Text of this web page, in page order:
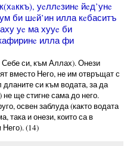
уeллeзинe йeд’унe
би шeй’ин илла кeбаситъ
уe ма хууe би
илла фи
Себе си, към Аллах). Онези
вместо Него, не им отвръщат с
дланите си към водата, за да
не ще стигне сама до него.
освен заблуда (както водата
така и онези, които са в
(14)